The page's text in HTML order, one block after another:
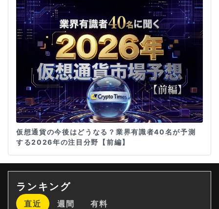
仮想通貨の今後はどうなる？業界有識者40名が予測
する2026年の注目分野【前編】
ランキング
直近 週間 有料